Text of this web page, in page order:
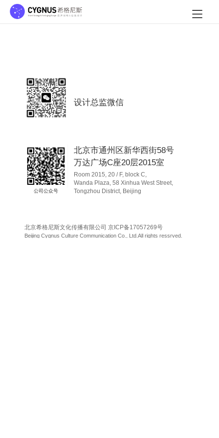
设计总监微信
公司公众号
北京市通州区新华西街58号
万达广场C座20层2015室
Room 2015, 20 / F, block C,
Wanda Plaza, 58 Xinhua West Street,
Tongzhou District, Beijing
北京希格尼斯文化传播有限公司 京ICP备17057269号
Beijing Cygnus Culture Communication Co., Ltd.All rights ressrved.